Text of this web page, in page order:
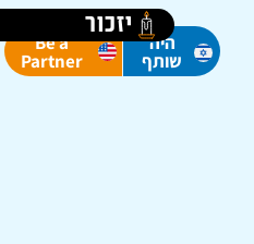
יזכור
היה
שותף
Be a
Partner